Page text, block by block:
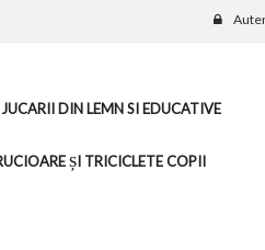
JUCARII DIN LEMN SI EDUCATIVE
ȘI TRICICLETE COPII